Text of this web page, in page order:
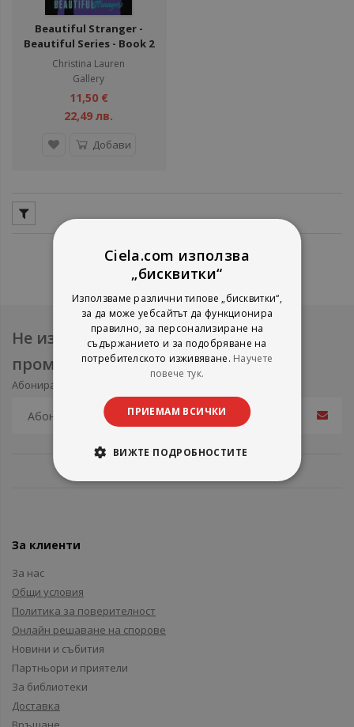
Beautiful Stranger -
Beautiful Series - Book 2
Christina Lauren
Gallery
11,50 €
22,49 лв.
Добави
Не изпускайте нови продукти и
промоции
Абонирайте се за нашия e-mail бюлетин
За клиенти
За нас
Общи условия
Политика за поверителност
Онлайн решаване на спорове
Новини и събития
Партньори и приятели
За библиотеки
Доставка
Ciela.com използва
„бисквитки“
Използваме различни типове „бисквитки“,
за да може уебсайтът да функционира
правилно, за персонализиране на
съдържанието и за подобряване на
потребителското изживяване. Научете
повече тук.
ПРИЕМАМ ВСИЧКИ
ВИЖТЕ ПОДРОБНОСТИТЕ